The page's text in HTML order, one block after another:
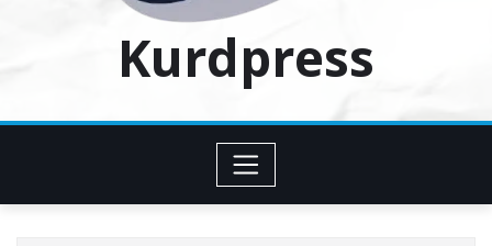
Kurdpress